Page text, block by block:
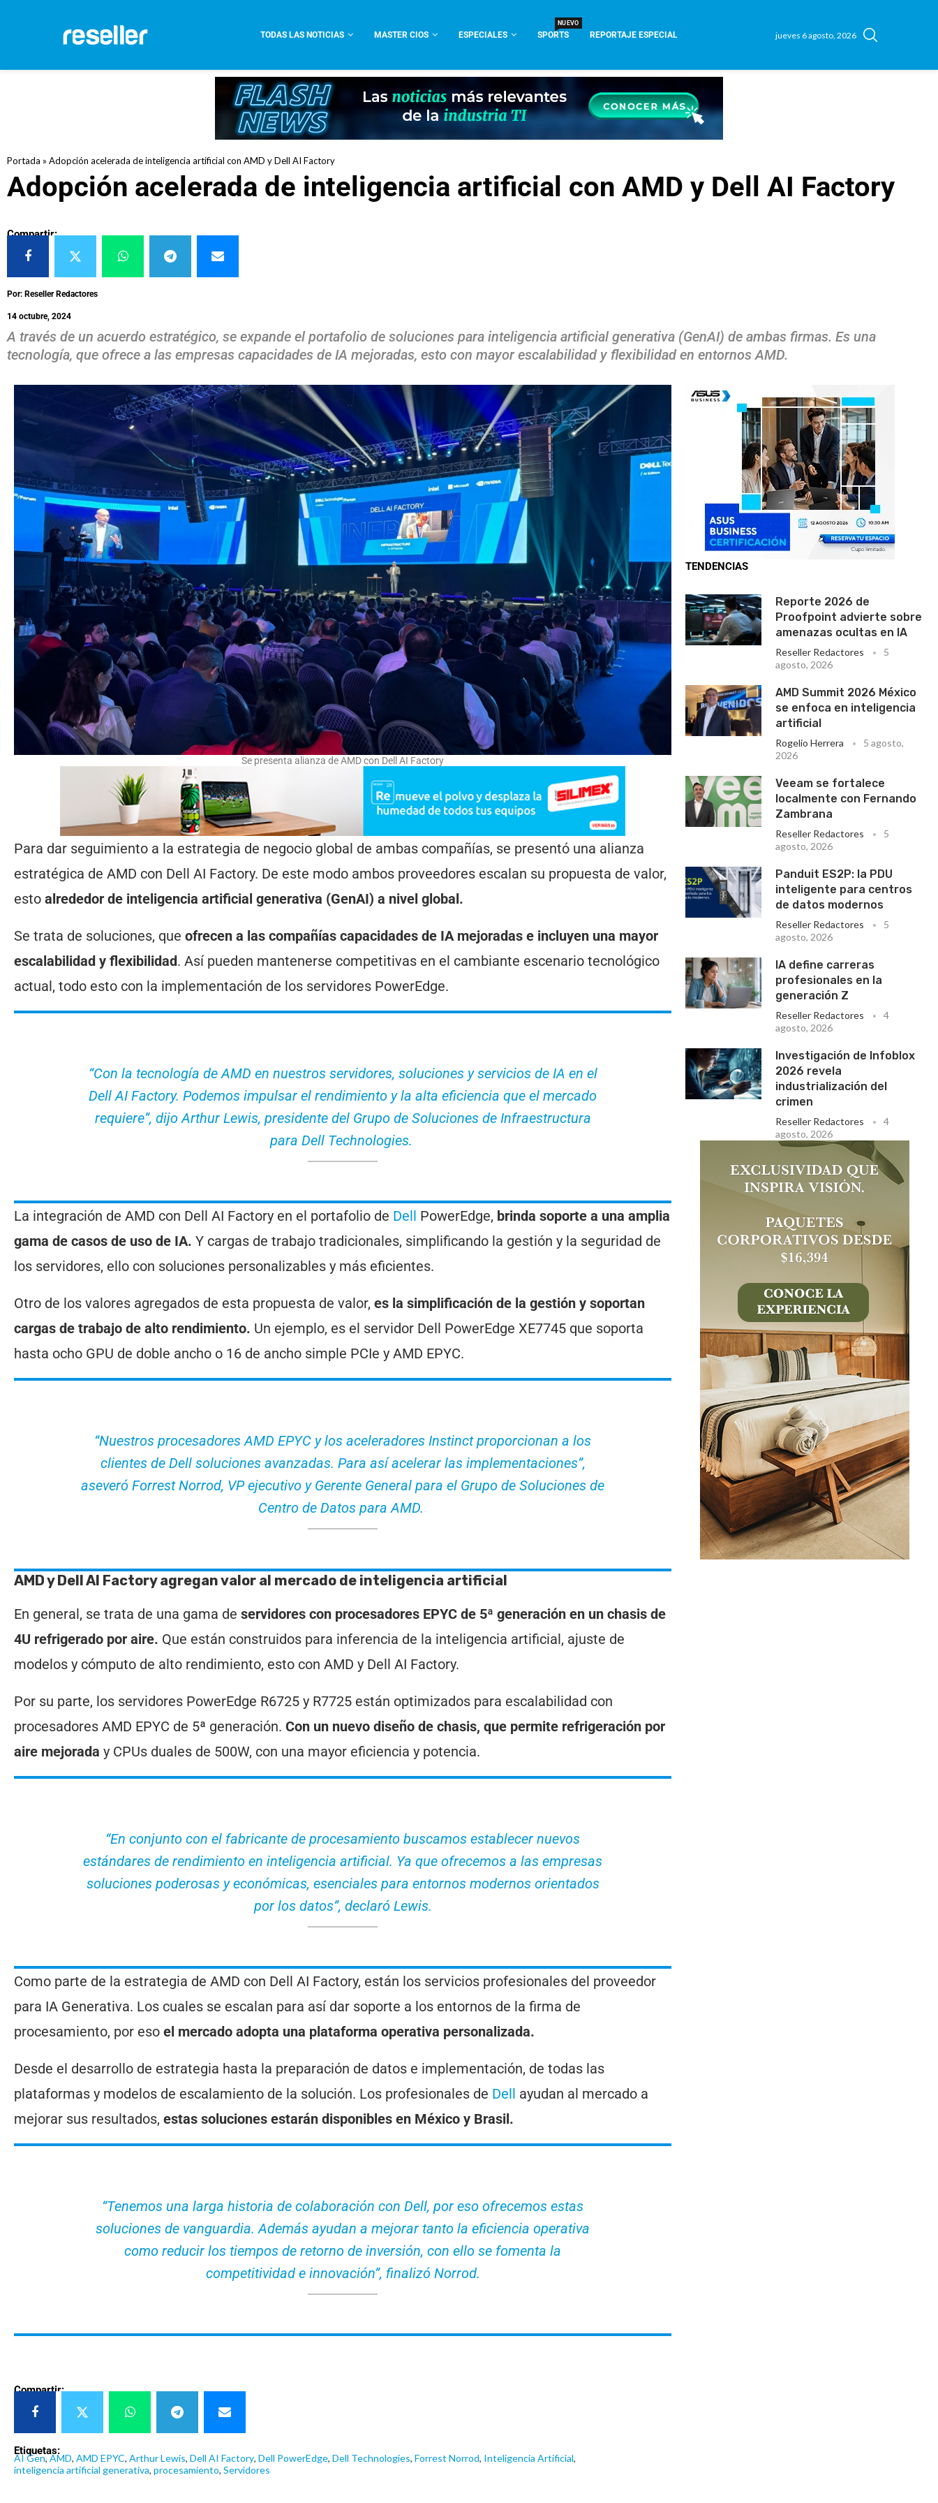
TODAS LAS NOTICIAS MASTER CIOS ESPECIALES SPORTS
NUEVO
REPORTAJE ESPECIAL jueves 6 agosto, 2026
Portada » Adopción acelerada de inteligencia artificial con AMD y Dell AI Factory
Adopción acelerada de inteligencia artificial con AMD y Dell AI Factory
Compartir:
Por: Reseller Redactores
14 octubre, 2024
A través de un acuerdo estratégico, se expande el portafolio de soluciones para inteligencia artificial generativa (GenAI) de ambas firmas. Es una
tecnología, que ofrece a las empresas capacidades de IA mejoradas, esto con mayor escalabilidad y flexibilidad en entornos AMD.
Se presenta alianza de AMD con Dell AI Factory
Para dar seguimiento a la estrategia de negocio global de ambas compañías, se presentó una alianza
estratégica de AMD con Dell AI Factory. De este modo ambos proveedores escalan su propuesta de valor,
esto alrededor de inteligencia artificial generativa (GenAI) a nivel global.
Se trata de soluciones, que ofrecen a las compañías capacidades de IA mejoradas e incluyen una mayor
escalabilidad y flexibilidad. Así pueden mantenerse competitivas en el cambiante escenario tecnológico
actual, todo esto con la implementación de los servidores PowerEdge.
“Con la tecnología de AMD en nuestros servidores, soluciones y servicios de IA en el
Dell AI Factory. Podemos impulsar el rendimiento y la alta eficiencia que el mercado
requiere”, dijo Arthur Lewis, presidente del Grupo de Soluciones de Infraestructura
para Dell Technologies.
La integración de AMD con Dell AI Factory en el portafolio de Dell PowerEdge, brinda soporte a una amplia
gama de casos de uso de IA. Y cargas de trabajo tradicionales, simplificando la gestión y la seguridad de
los servidores, ello con soluciones personalizables y más eficientes.
Otro de los valores agregados de esta propuesta de valor, es la simplificación de la gestión y soportan
cargas de trabajo de alto rendimiento. Un ejemplo, es el servidor Dell PowerEdge XE7745 que soporta
hasta ocho GPU de doble ancho o 16 de ancho simple PCIe y AMD EPYC.
“Nuestros procesadores AMD EPYC y los aceleradores Instinct proporcionan a los
clientes de Dell soluciones avanzadas. Para así acelerar las implementaciones”,
aseveró Forrest Norrod, VP ejecutivo y Gerente General para el Grupo de Soluciones de
Centro de Datos para AMD.
AMD y Dell AI Factory agregan valor al mercado de inteligencia artificial
En general, se trata de una gama de servidores con procesadores EPYC de 5ª generación en un chasis de
4U refrigerado por aire. Que están construidos para inferencia de la inteligencia artificial, ajuste de
modelos y cómputo de alto rendimiento, esto con AMD y Dell AI Factory.
Por su parte, los servidores PowerEdge R6725 y R7725 están optimizados para escalabilidad con
procesadores AMD EPYC de 5ª generación. Con un nuevo diseño de chasis, que permite refrigeración por
aire mejorada y CPUs duales de 500W, con una mayor eficiencia y potencia.
“En conjunto con el fabricante de procesamiento buscamos establecer nuevos
estándares de rendimiento en inteligencia artificial. Ya que ofrecemos a las empresas
soluciones poderosas y económicas, esenciales para entornos modernos orientados
por los datos”, declaró Lewis.
Como parte de la estrategia de AMD con Dell AI Factory, están los servicios profesionales del proveedor
para IA Generativa. Los cuales se escalan para así dar soporte a los entornos de la firma de
procesamiento, por eso el mercado adopta una plataforma operativa personalizada.
Desde el desarrollo de estrategia hasta la preparación de datos e implementación, de todas las
plataformas y modelos de escalamiento de la solución. Los profesionales de Dell ayudan al mercado a
mejorar sus resultados, estas soluciones estarán disponibles en México y Brasil.
“Tenemos una larga historia de colaboración con Dell, por eso ofrecemos estas
soluciones de vanguardia. Además ayudan a mejorar tanto la eficiencia operativa
como reducir los tiempos de retorno de inversión, con ello se fomenta la
competitividad e innovación”, finalizó Norrod.
Compartir:
Etiquetas:
AI Gen,AMD, AMD EPYC, Arthur Lewis, Dell AI Factory, Dell PowerEdge, Dell Technologies, Forrest Norrod, Inteligencia Artificial,
inteligencia artificial generativa, procesamiento, Servidores
TENDENCIAS
Reporte 2026 de
Proofpoint advierte sobre
amenazas ocultas en IA
Reseller Redactores
5
agosto, 2026
AMD Summit 2026 México
se enfoca en inteligencia
artificial
Rogelio Herrera
5 agosto,
2026
Veeam se fortalece
localmente con Fernando
Zambrana
Reseller Redactores
5
agosto, 2026
Panduit ES2P: la PDU
inteligente para centros
de datos modernos
Reseller Redactores
5
agosto, 2026
IA define carreras
profesionales en la
generación Z
Reseller Redactores
4
agosto, 2026
Investigación de Infoblox
2026 revela
industrialización del
crimen
Reseller Redactores
4
agosto, 2026